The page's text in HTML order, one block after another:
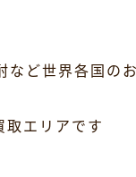
ど世界各国のお
取エリアです